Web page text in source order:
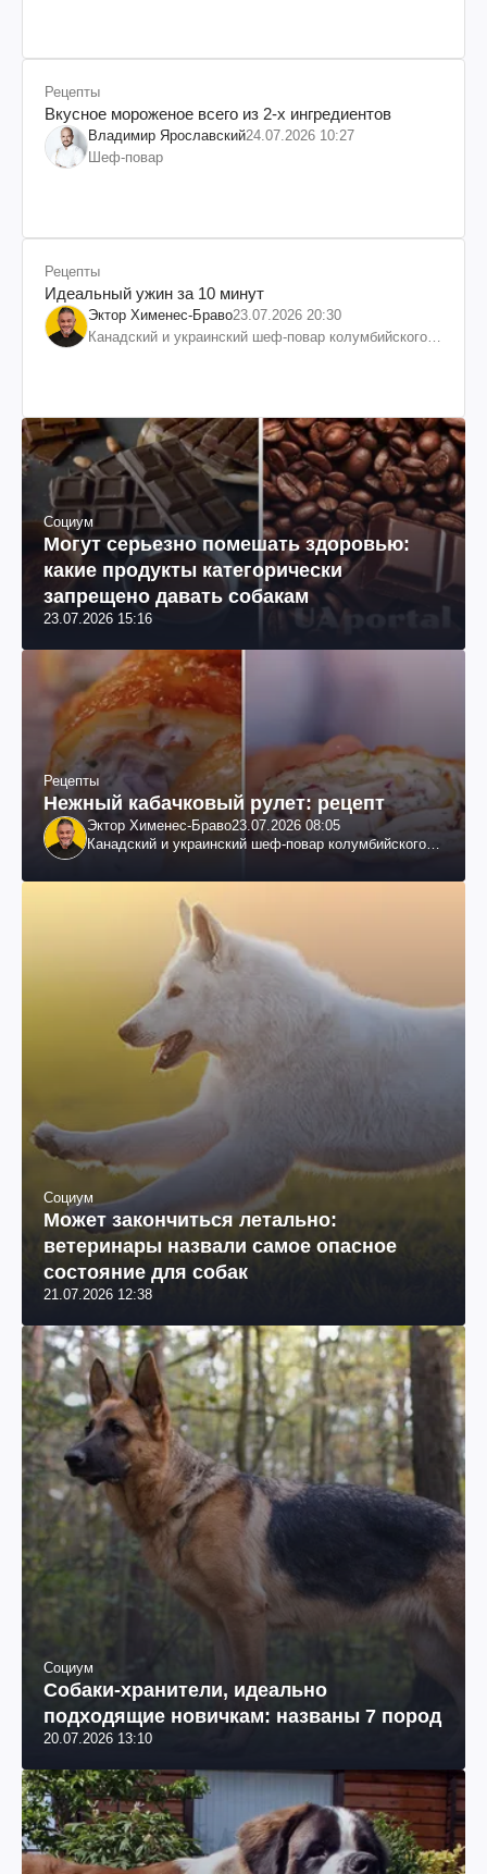
Рецепты
Вкусное мороженое всего из 2-х ингредиентов
Владимир Ярославский24.07.2026 10:27
Шеф-повар
Рецепты
Идеальный ужин за 10 минут
Эктор Хименес-Браво23.07.2026 20:30
Канадский и украинский шеф-повар колумбийского
Социум
Могут серьезно помешать здоровью:
какие продукты категорически
запрещено давать собакам
23.07.2026 15:16
Рецепты
Нежный кабачковый рулет: рецепт
Эктор Хименес-Браво23.07.2026 08:05
Канадский и украинский шеф-повар колумбийского
Социум
Может закончиться летально:
ветеринары назвали самое опасное
состояние для собак
21.07.2026 12:38
Социум
Собаки-хранители, идеально
подходящие новичкам: названы 7 пород
20.07.2026 13:10